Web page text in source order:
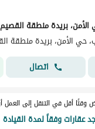
بريدة منطقة القصيم
حي الأمن، بريدة منطقة
اتصال
وقتًا أقل في التنقل إلى العمل
عقارات وفقاً لمدة القيادة